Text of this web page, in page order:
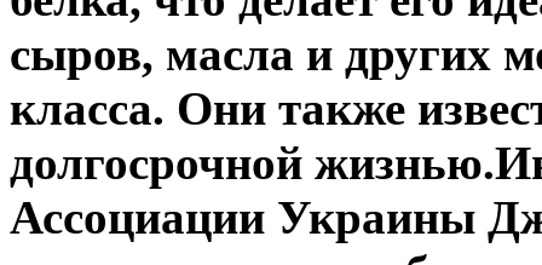
сыров, масла и других
класса. Они также
долгосрочной
Ассоциации Украины